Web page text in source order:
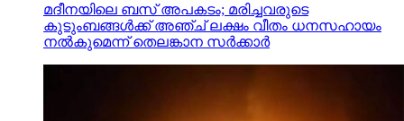
മദീനയിലെ ബസ് അപകടം; മരിച്ചവരുടെ
കുടുംബങ്ങള്‍ക്ക് അഞ്ച് ലക്ഷം വീതം ധനസഹായം
നല്‍കുമെന്ന് തെലങ്കാന സര്‍ക്കാര്‍